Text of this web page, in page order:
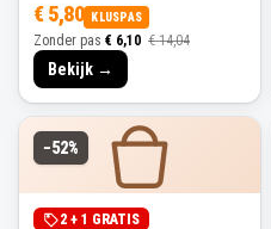
€ 5,80 KLUSPAS
Zonder pas € 6,10 € 14,04
Bekijk →
−52%
2 + 1 GRATIS